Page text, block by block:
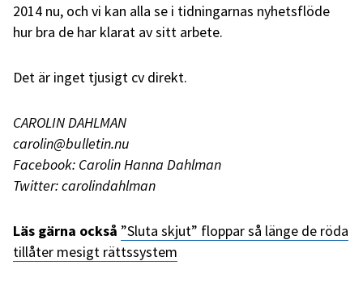
2014 nu, och vi kan alla se i tidningarnas nyhetsflöde
hur bra de har klarat av sitt arbete.
Det är inget tjusigt cv direkt.
CAROLIN DAHLMAN
carolin@bulletin.nu
Facebook: Carolin Hanna Dahlman
Twitter: carolindahlman
Läs gärna också ”Sluta skjut” floppar så länge de röda
tillåter mesigt rättssystem